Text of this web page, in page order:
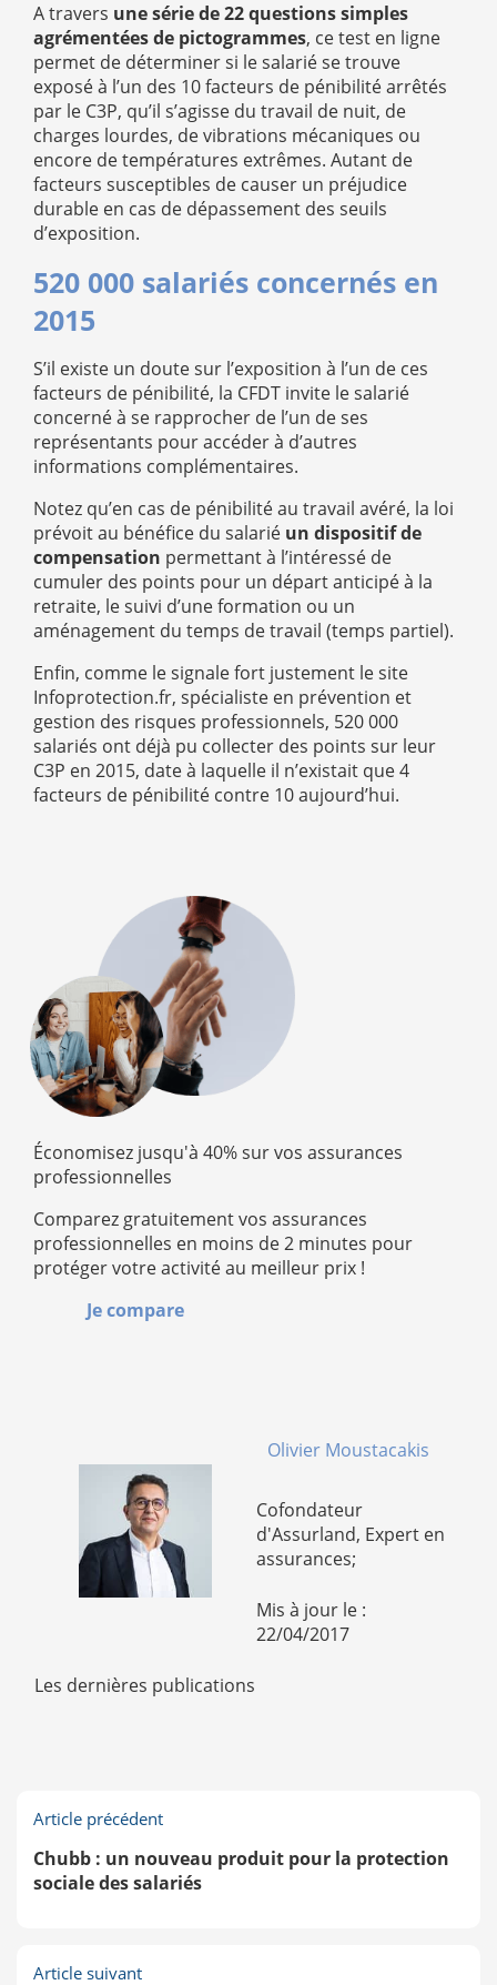
A travers une série de 22 questions simples
agrémentées de pictogrammes, ce test en ligne
permet de déterminer si le salarié se trouve
exposé à l’un des 10 facteurs de pénibilité arrêtés
par le C3P, qu’il s’agisse du travail de nuit, de
charges lourdes, de vibrations mécaniques ou
encore de températures extrêmes. Autant de
facteurs susceptibles de causer un préjudice
durable en cas de dépassement des seuils
d’exposition.
520 000 salariés concernés en
2015
S’il existe un doute sur l’exposition à l’un de ces
facteurs de pénibilité, la CFDT invite le salarié
concerné à se rapprocher de l’un de ses
représentants pour accéder à d’autres
informations complémentaires.
Notez qu’en cas de pénibilité au travail avéré, la loi
prévoit au bénéfice du salarié un dispositif de
compensation permettant à l’intéressé de
cumuler des points pour un départ anticipé à la
retraite, le suivi d’une formation ou un
aménagement du temps de travail (temps partiel).
Enfin, comme le signale fort justement le site
Infoprotection.fr, spécialiste en prévention et
gestion des risques professionnels, 520 000
salariés ont déjà pu collecter des points sur leur
C3P en 2015, date à laquelle il n’existait que 4
facteurs de pénibilité contre 10 aujourd’hui.
Économisez jusqu'à 40% sur vos assurances
professionnelles
Comparez gratuitement vos assurances
professionnelles en moins de 2 minutes pour
protéger votre activité au meilleur prix !
Je compare
Olivier Moustacakis
Cofondateur
d'Assurland, Expert en
assurances;
Mis à jour le :
22/04/2017
Les dernières publications
Article précédent
Chubb : un nouveau produit pour la protection
sociale des salariés
Article suivant